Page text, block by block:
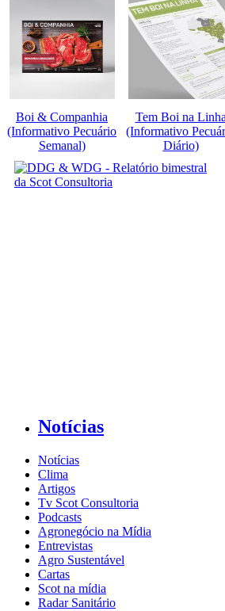
Boi & Companhia
(Informativo Pecuário
Semanal)
Tem Boi na
(Informativo
Diário)
Notícias
Notícias
Clima
Artigos
Tv Scot Consultoria
Podcasts
Agronegócio na Mídia
Entrevistas
Agro Sustentável
Cartas
Scot na mídia
Radar Sanitário